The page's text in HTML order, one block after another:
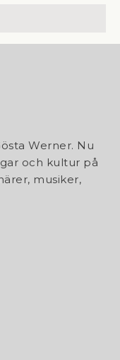
Werner. Nu
och kultur på
musiker,